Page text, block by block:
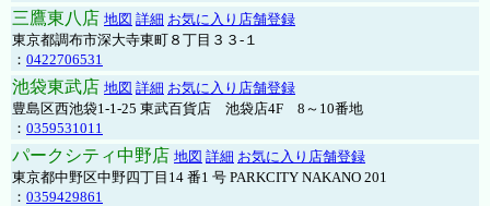
三鷹東八店 地図 詳細 お気に入り店舗登録
東京都調布市深大寺東町８丁目３３-１
： 0422706531
池袋東武店 地図 詳細 お気に入り店舗登録
豊島区西池袋1-1-25 東武百貨店 池袋店4F 8～10番地
： 0359531011
パークシティ中野店 地図 詳細 お気に入り店舗登録
東京都中野区中野四丁目14 番1 号 PARKCITY NAKANO 201
： 0359429861